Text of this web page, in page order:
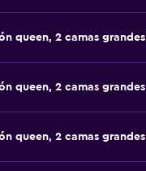
queen, 2 camas grandes
queen, 2 camas grandes
queen, 2 camas grandes